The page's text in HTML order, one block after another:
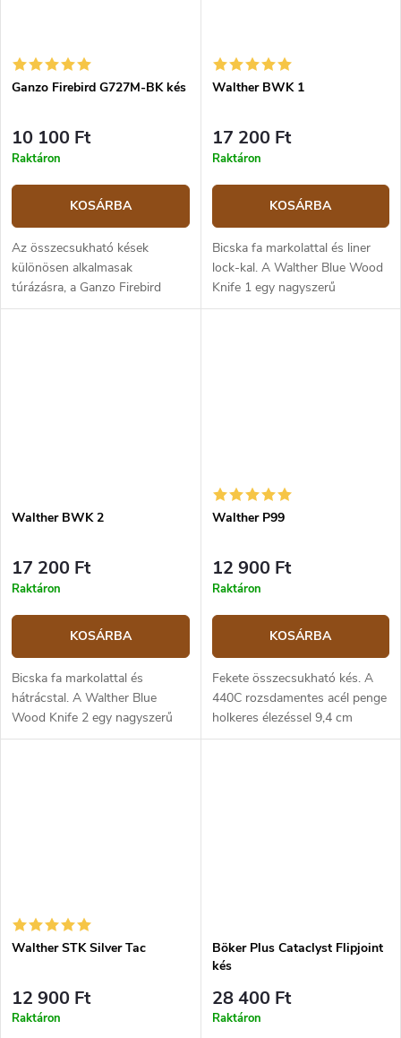
Ganzo Firebird G727M-BK kés
10 100 Ft
Raktáron
KOSÁRBA
Az összecsukható kések
különösen alkalmasak
túrázásra, a Ganzo Firebird
G727M-BK modell pedig
Walther BWK 1
17 200 Ft
Raktáron
KOSÁRBA
Bicska fa markolattal és liner
lock-kal. A Walther Blue Wood
Knife 1 egy nagyszerű
összecsukható kés mindennapi
Walther BWK 2
17 200 Ft
Raktáron
KOSÁRBA
Bicska fa markolattal és
hátrácstal. A Walther Blue
Wood Knife 2 egy nagyszerű
összecsukható kés a
Walther P99
12 900 Ft
Raktáron
KOSÁRBA
Fekete összecsukható kés. A
440C rozsdamentes acél penge
holkeres élezéssel 9,4 cm
hosszú. Egyszerűen kinyitható
Walther STK Silver Tac
12 900 Ft
Raktáron
Böker Plus Cataclyst Flipjoint
kés
28 400 Ft
Raktáron